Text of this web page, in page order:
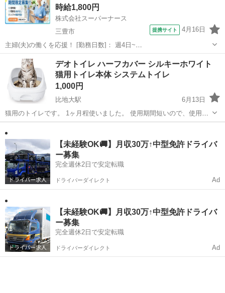
使いになれるかと思いま...
時給1,800円
株式会社スーパーナース
三豊市
提携サイト 4月16日
主婦(夫)の働くを応援！ [勤務日数]： 週4日~
08:00~17:00/07:00~16:00/10:00~19:00/16:00~09:00 月/火/水/木/金/土/
日 などから選べます [勤務地・最寄駅]： 香川...
香川 看護師
デオトイレ ハーフカバー シルキーホワイト
猫用トイレ本体 システムトイレ
1,000円
比地大駅
6月13日
猫用のトイレです。 1ヶ月程使いました。 使用期間短いので、使用感
はあまり無いと思います。 簡易な清掃はしてます。 ※専用の砂、シー
トは付属しません。
【未経験OK🚚】月収30万↑中型免許ドライバ
ー募集
完全週休2日で安定転職
ドライバーダイレクト Ad
【未経験OK🚚】月収30万↑中型免許ドライバ
ー募集
完全週休2日で安定転職
ドライバーダイレクト Ad